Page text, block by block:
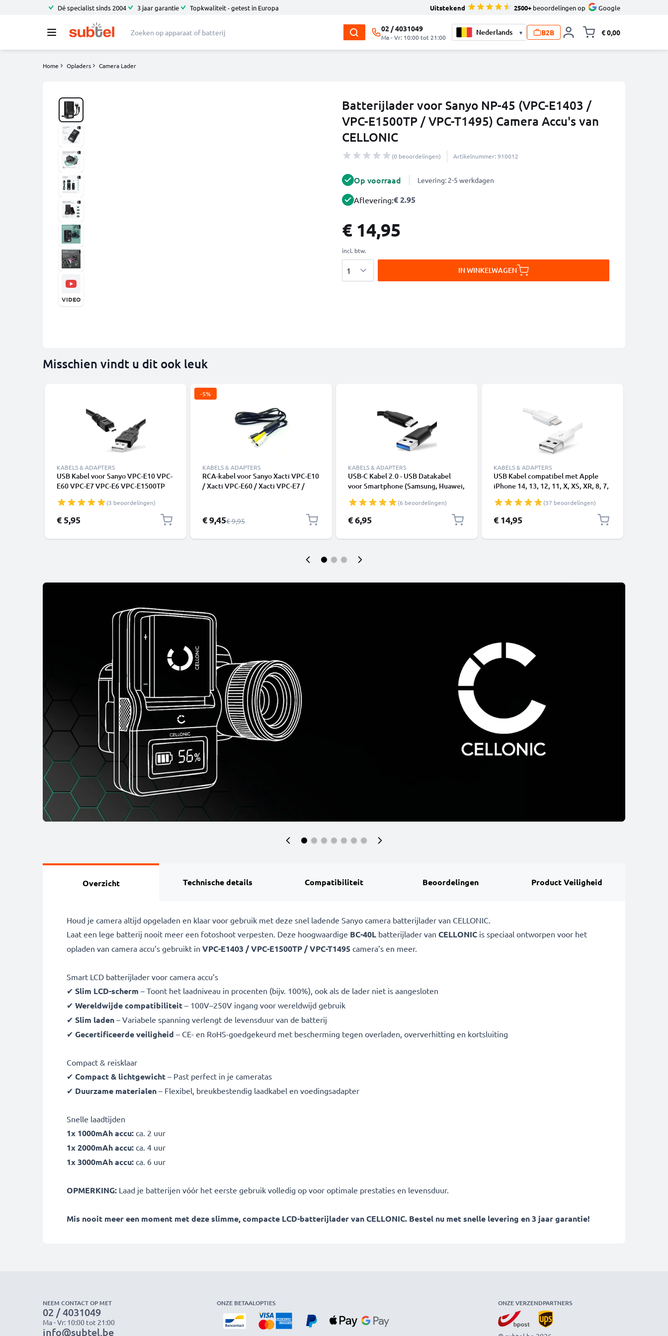
Dé specialist sinds 2004 3 jaar garantie Topkwaliteit - getest in Europa Uitstekend 2500+ beoordelingen op Google
02 / 4031049
Ma - Vr: 10:00 tot 21:00
▾ B2B € 0,00
Home Opladers Camera Lader
Batterijlader voor Sanyo NP-45 (VPC-E1403 /
VPC-E1500TP / VPC-T1495) Camera Accu's van
CELLONIC
(0 beoordelingen) Artikelnummer: 910012
VIDEO
Op voorraad Levering: 2-5 werkdagen
Aflevering:€ 2.95
€ 14,95
incl. btw.
IN WINKELWAGEN
Misschien vindt u dit ook leuk
KABELS & ADAPTERS
USB Kabel voor Sanyo VPC-E10 VPC-
E60 VPC-E7 VPC-E6 VPC-E1500TP
Camera foto PVC Datakabel zwart
(3 beoordelingen)
€ 5,95
-5%
KABELS & ADAPTERS
RCA-kabel voor Sanyo Xacti VPC-E10
/ Xacti VPC-E60 / Xacti VPC-E7 /
0,6m AV-kabel, RCA-connector,
Audio-Video Composiet
Speciale prijs
€ 9,45Normale prijs
€ 9,95
KABELS & ADAPTERS
USB-C Kabel 2.0 - USB Datakabel
voor Smartphone (Samsung, Huawei,
Panasonic Lumix, Sony, GoPro) -
1,0m 3A Oplaadkabel USB C Stekker
(6 beoordelingen)
€ 6,95
KABELS & ADAPTERS
USB Kabel compatibel met Apple
iPhone 14, 13, 12, 11, X, XS, XR, 8, 7,
(37 beoordelingen)
€ 14,95
Overzicht Technische details Compatibiliteit Beoordelingen Product Veiligheid
Houd je camera altijd opgeladen en klaar voor gebruik met deze snel ladende Sanyo camera batterijlader van CELLONIC.
Laat een lege batterij nooit meer een fotoshoot verpesten. Deze hoogwaardige BC-40L batterijlader van CELLONIC is speciaal ontworpen voor het
opladen van camera accu’s gebruikt in VPC-E1403 / VPC-E1500TP / VPC-T1495 camera’s en meer.
Smart LCD batterijlader voor camera accu’s
✔ Slim LCD-scherm – Toont het laadniveau in procenten (bijv. 100%), ook als de lader niet is aangesloten
✔ Wereldwijde compatibiliteit – 100V–250V ingang voor wereldwijd gebruik
✔ Slim laden – Variabele spanning verlengt de levensduur van de batterij
✔ Gecertificeerde veiligheid – CE- en RoHS-goedgekeurd met bescherming tegen overladen, oververhitting en kortsluiting
Compact & reisklaar
✔ Compact & lichtgewicht – Past perfect in je cameratas
✔ Duurzame materialen – Flexibel, breukbestendig laadkabel en voedingsadapter
Snelle laadtijden
1x 1000mAh accu: ca. 2 uur
1x 2000mAh accu: ca. 4 uur
1x 3000mAh accu: ca. 6 uur
OPMERKING: Laad je batterijen vóór het eerste gebruik volledig op voor optimale prestaties en levensduur.
Mis nooit meer een moment met deze slimme, compacte LCD-batterijlader van CELLONIC. Bestel nu met snelle levering en 3 jaar garantie!
NEEM CONTACT OP MET
02 / 4031049
Ma - Vr: 10:00 tot 21:00
info@subtel.be
ONZE BETAALOPTIES ONZE VERZENDPARTNERS